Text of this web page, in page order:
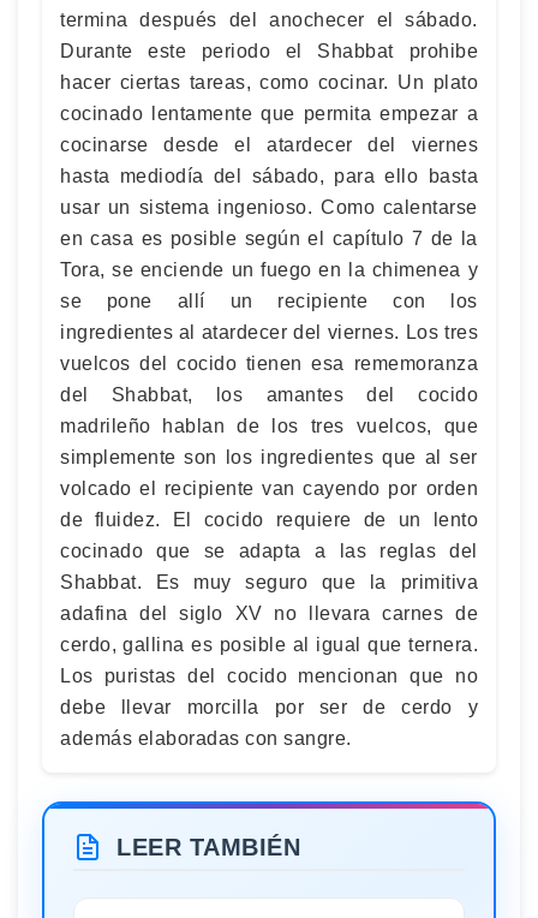
termina después del anochecer el sábado.
Durante este periodo el Shabbat prohibe
hacer ciertas tareas, como cocinar. Un plato
cocinado lentamente que permita empezar a
cocinarse desde el atardecer del viernes
hasta mediodía del sábado, para ello basta
usar un sistema ingenioso. Como calentarse
en casa es posible según el capítulo 7 de la
Tora, se enciende un fuego en la chimenea y
se pone allí un recipiente con los
ingredientes al atardecer del viernes. Los tres
vuelcos del cocido tienen esa rememoranza
del Shabbat, los amantes del cocido
madrileño hablan de los tres vuelcos, que
simplemente son los ingredientes que al ser
volcado el recipiente van cayendo por orden
de fluidez. El cocido requiere de un lento
cocinado que se adapta a las reglas del
Shabbat. Es muy seguro que la primitiva
adafina del siglo XV no llevara carnes de
cerdo, gallina es posible al igual que ternera.
Los puristas del cocido mencionan que no
debe llevar morcilla por ser de cerdo y
además elaboradas con sangre.
LEER TAMBIÉN